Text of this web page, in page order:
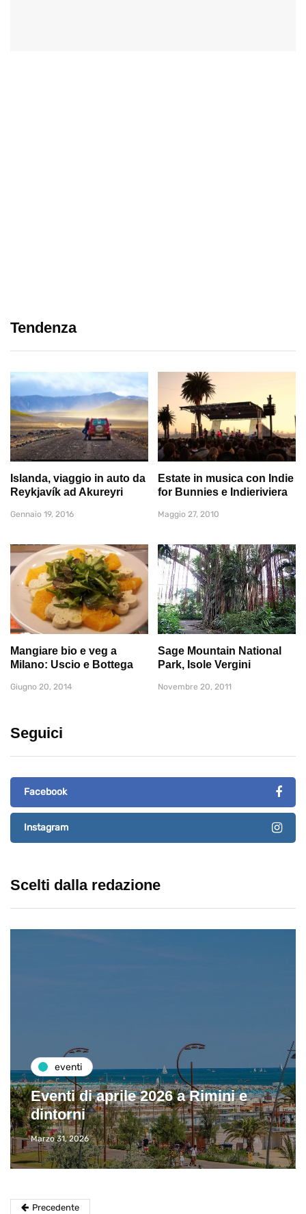
Tendenza
Islanda, viaggio in auto da
Reykjavík ad Akureyri
Gennaio 19, 2016
Estate in musica con Indie
for Bunnies e Indieriviera
Maggio 27, 2010
Mangiare bio e veg a
Milano: Uscio e Bottega
Giugno 20, 2014
Sage Mountain National
Park, Isole Vergini
Novembre 20, 2011
Seguici
Facebook
Instagram
Scelti dalla redazione
eventi
Eventi di aprile 2026 a Rimini e
dintorni
Marzo 31, 2026
Precedente